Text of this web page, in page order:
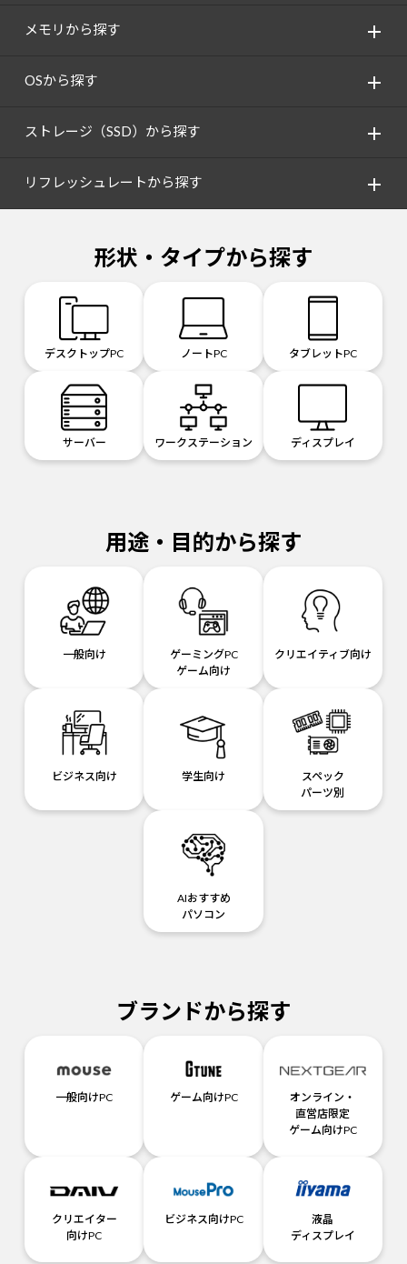
メモリから探す
OSから探す
ストレージ（SSD）から探す
リフレッシュレートから探す
形状・タイプから探す
デスクトップPC ノートPC タブレットPC
サーバー ワークステーション ディスプレイ
用途・目的から探す
一般向け
ゲーミングPC
ゲーム向け
クリエイティブ向け
ビジネス向け 学生向け
スペック
パーツ別
AIおすすめ
パソコン
ブランドから探す
一般向けPC ゲーム向けPC
オンライン・
直営店限定
ゲーム向けPC
クリエイター
向けPC
ビジネス向けPC
液晶
ディスプレイ